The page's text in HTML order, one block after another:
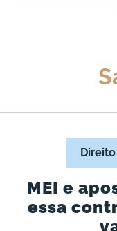
MEI e
essa